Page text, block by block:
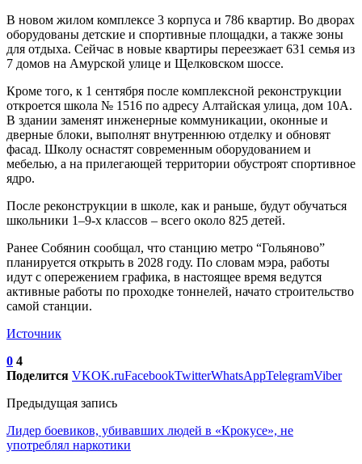
В новом жилом комплексе 3 корпуса и 786 квартир. Во дворах
оборудованы детские и спортивные площадки, а также зоны
для отдыха. Сейчас в новые квартиры переезжает 631 семья из
7 домов на Амурской улице и Щелковском шоссе.
Кроме того, к 1 сентября после комплексной реконструкции
откроется школа № 1516 по адресу Алтайская улица, дом 10А.
В здании заменят инженерные коммуникации, оконные и
дверные блоки, выполнят внутреннюю отделку и обновят
фасад. Школу оснастят современным оборудованием и
мебелью, а на прилегающей территории обустроят спортивное
ядро.
После реконструкции в школе, как и раньше, будут обучаться
школьники 1–9-х классов – всего около 825 детей.
Ранее Собянин сообщал, что станцию метро “Гольяново”
планируется открыть в 2028 году. По словам мэра, работы
идут с опережением графика, в настоящее время ведутся
активные работы по проходке тоннелей, начато строительство
самой станции.
Источник
0 4
Поделится VKOK.ruFacebookTwitterWhatsAppTelegramViber
Предыдущая запись
Лидер боевиков, убивавших людей в «Крокусе», не
употреблял наркотики